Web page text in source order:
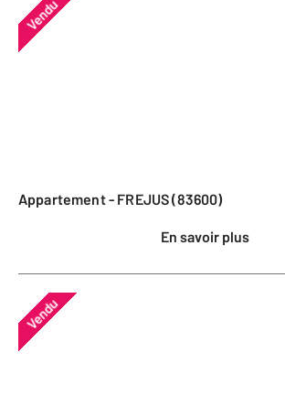
Vendu
Appartement - FREJUS (83600)
En savoir plus
Vendu